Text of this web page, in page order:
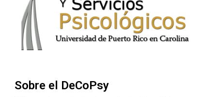
Sobre el DeCoPsy